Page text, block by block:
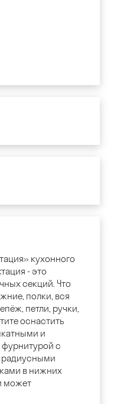
кухонного
- это
секций. Что
полки, вся
петли, ручки,
оснастить
и
с
радиусными
в нижних
может